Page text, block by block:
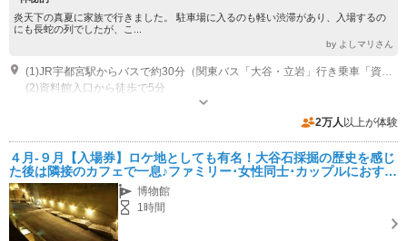
炎天下の真夏に家族で行きました。 駐車場に入るのも軽い渋滞があり、入場するの
にも長蛇の列でしたが、こ...
by よしマリさん
(2)資料館入口から徒歩で5分
開館時間：4月～11月までは、9：00～17：00 (最終入館 16：30) / 12月
～3月までは、9：30～16：30（最終入館16：00） ※4月～11月：無休 休
他：臨時休館の場合あり、電話でご確認ください
2万人 以上が体験
４月-９月【入場券】ロケ地としても有名！大谷石採掘の歴史を感じ
た後は隣接のカフェで一息♪ファミリー･女性同士･カップルにおすす
め◎
博物館
1時間